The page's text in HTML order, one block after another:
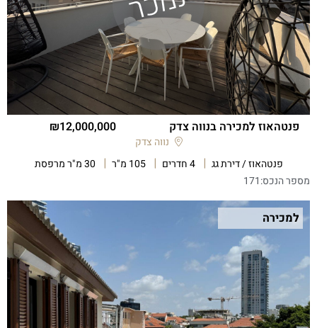
פנטהאוז למכירה בנווה צדק 12,000,000
נווה צדק
פנטהאוז / דירת גג
4 חדרים 105 מ"ר
30 מ"ר מרפסת
מספר הנכס:171
למכירה